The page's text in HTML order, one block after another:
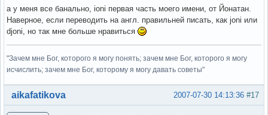
а у меня все банально, ioni первая часть моего имени, от Йонатан.
Наверное, если переводить на англ. правильней писать, как joni или
djoni, но так мне больше нравиться
"Зачем мне Бог, которого я могу понять; зачем мне Бог, которого я могу
исчислить; зачем мне Бог, которому я могу давать советы"
Вне форума #17
2007-07-30 14:13:36
aikafatikova